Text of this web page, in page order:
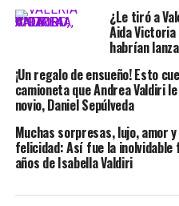
¿Le tiró a
Aida
habrían
¡Un regalo de ensueño! Esto
camioneta que Andrea Valdiri
novio, Daniel Sepúlveda
Muchas sorpresas, lujo, amor
felicidad: Así fue la inolvidable
años de Isabella Valdiri